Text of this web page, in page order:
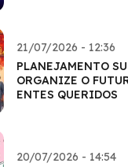
21/07/2026 - 12:36
PLANEJAMENTO
ORGANIZE O
ENTES QUERIDOS
20/07/2026 - 14:54